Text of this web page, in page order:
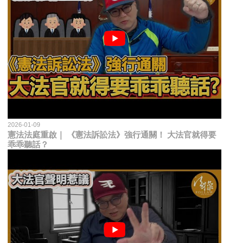
2026-01-09
憲法法庭重啟｜ 《憲法訴訟法》強行通關！ 大法官就得要
乖乖聽話？